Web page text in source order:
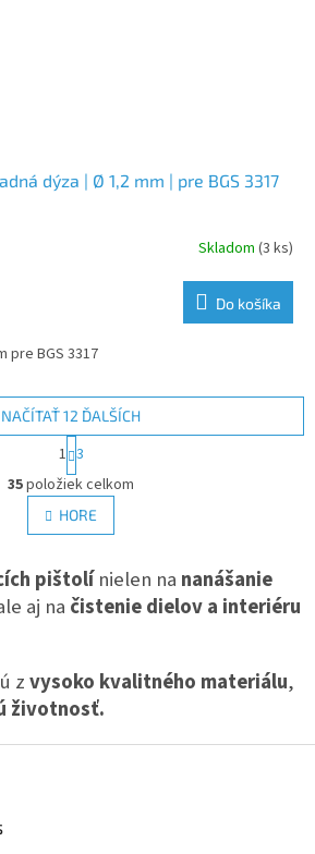
dýza | Ø 1,2 mm | pre BGS 3317
Skladom (3 ks)
Do košíka
pre BGS 3317
O
v
l
á
a
c
i
r
v
k
y
NAČÍTAŤ 12 ĎALŠÍCH
S
t
r
á
n
k
v
a
n
1 3
35položiek celkom
HORE
pištolínielen na nanášanie
aj na čistenie dielov a interiéru
zvysoko kvalitného materiálu,
životnosť.